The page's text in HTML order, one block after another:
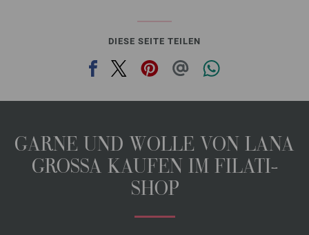
DIESE SEITE TEILEN
GARNE UND WOLLE VON LANA
GROSSA KAUFEN IM FILATI-
SHOP